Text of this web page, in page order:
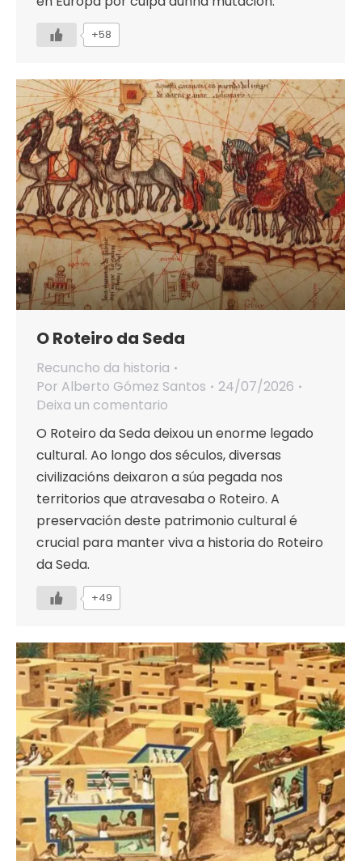
+58
O Roteiro da Seda
Recuncho da historia
Por Alberto Gómez Santos
24/07/2026
Deixa un comentario
O Roteiro da Seda deixou un enorme legado
cultural. Ao longo dos séculos, diversas
civilizacións deixaron a súa pegada nos
territorios que atravesaba o Roteiro. A
preservación deste patrimonio cultural é
crucial para manter viva a historia do Roteiro
da Seda.
+49